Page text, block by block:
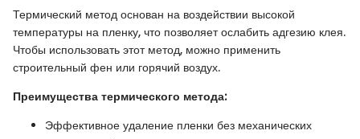
Термический метод основан на воздействии высокой
температуры на пленку, что позволяет ослабить адгезию клея.
Чтобы использовать этот метод, можно применить
строительный фен или горячий воздух.
Преимущества термического метода:
Эффективное удаление пленки без механических